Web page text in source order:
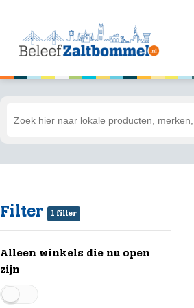
Filter 1 filter
Alleen winkels die nu open
zijn